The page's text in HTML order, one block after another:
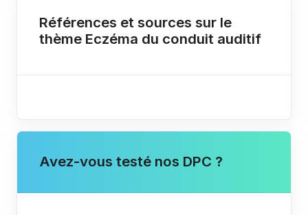
Références et sources sur le
thème Eczéma du conduit auditif
Avez-vous testé nos DPC ?